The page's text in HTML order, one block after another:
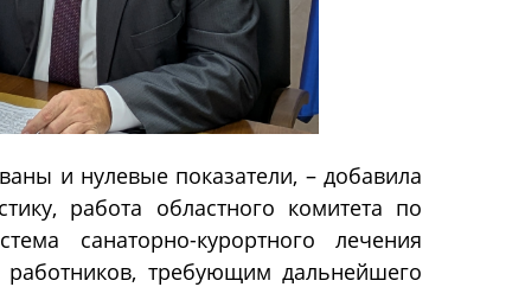
и нулевые показатели, – добавила
работа областного комитета по
санаторно-курортного лечения
требующим дальнейшего